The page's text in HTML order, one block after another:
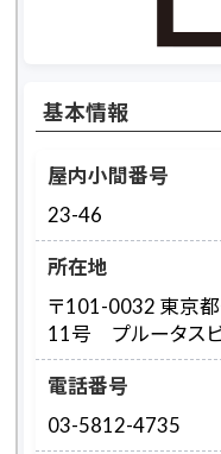
基本情報
屋内小間番号
23-46
所在地
〒101-0032 東京
11号 プルータス
電話番号
03-5812-4735